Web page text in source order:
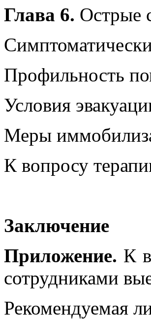
Глава 6. Острые
Профильность
Условия
Меры
К вопросу
Заключение
Приложение. К
сотрудниками
Рекомендуемая